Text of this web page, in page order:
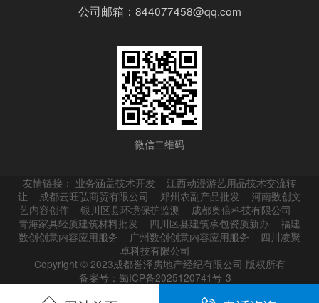
公司邮箱：844077458@qq.com
微信二维码
友情链接： 业务涵盖技术开发
江西动漫游艺用品技术交流转
让
成都云旺弘商贸有限公司 郑州农副产品批发
河南数创文
艺内容创作
银川区县环境保护监测
成都奥倍科技有限公司
青海家具轻质建筑材料批发
四川区县建筑承包资质新办
福建
数创创意内容应用服务
广州数创创意内容应用服务
四川凌聚
卓科技有限公司
Copyright © 2023成都誉泽房地产经纪有限公司 版权所有
备案号：蜀ICP备2025120741号-3